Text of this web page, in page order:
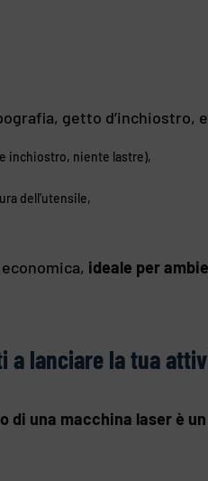
getto d’inchiostro,
inchiostro, niente lastre),
dell’utensile,
ideale per
a lanciare la tua
di una macchina laser è